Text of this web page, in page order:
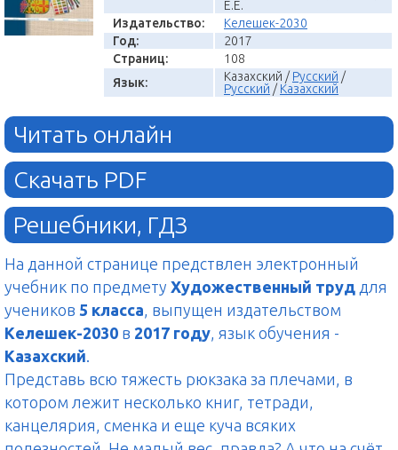
Е.Е.
Издательство:
Келешек-2030
Год:
2017
Страниц:
108
Язык:
Казахский / Русский /
Русский / Казахский
Читать онлайн
Скачать PDF
Решебники, ГДЗ
На данной странице предствлен электронный
учебник по предмету Художественный труд для
учеников 5 класса, выпущен издательством
Келешек-2030 в 2017 году, язык обучения -
Казахский.
Представь всю тяжесть рюкзака за плечами, в
котором лежит несколько книг, тетради,
канцелярия, сменка и еще куча всяких